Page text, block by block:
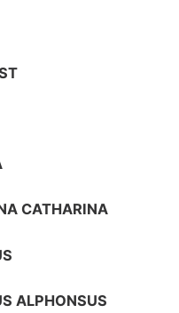
CATHARINA
ALPHONSUS